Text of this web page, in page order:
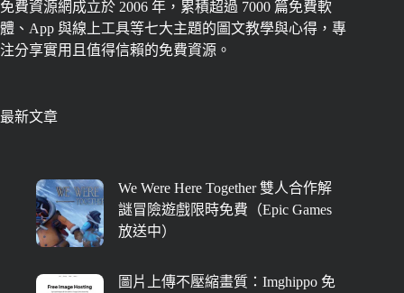
免費資源網成立於 2006 年，累積超過 7000 篇免費軟
體、App 與線上工具等七大主題的圖文教學與心得，專
注分享實用且值得信賴的免費資源。
最新文章
We Were Here Together 雙人合作解
謎冒險遊戲限時免費（Epic Games
放送中）
圖片上傳不壓縮畫質：Imghippo 免